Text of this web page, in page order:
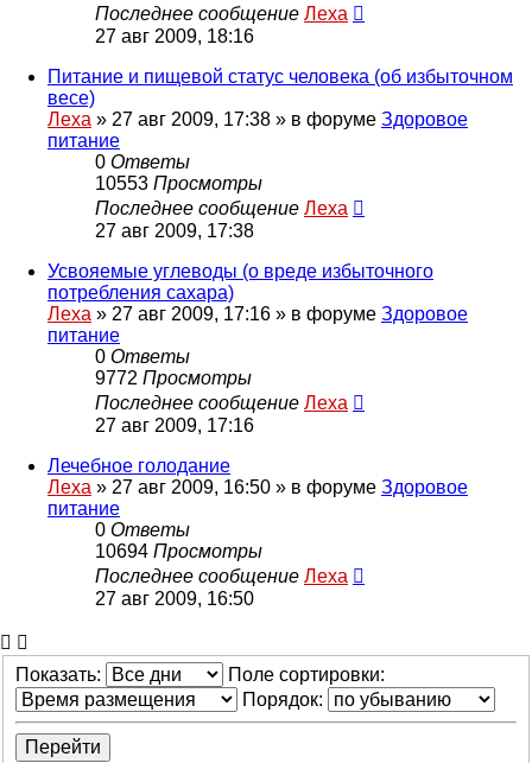
Последнее сообщение Леха
27 авг 2009, 18:16
Питание и пищевой статус человека (об избыточном
весе)
Леха » 27 авг 2009, 17:38 » в форуме Здоровое
питание
0 Ответы
10553 Просмотры
Последнее сообщение Леха
27 авг 2009, 17:38
Усвояемые углеводы (о вреде избыточного
потребления сахара)
Леха » 27 авг 2009, 17:16 » в форуме Здоровое
питание
0 Ответы
9772 Просмотры
Последнее сообщение Леха
27 авг 2009, 17:16
Лечебное голодание
Леха » 27 авг 2009, 16:50 » в форуме Здоровое
питание
0 Ответы
10694 Просмотры
Последнее сообщение Леха
27 авг 2009, 16:50
Показать:
Поле сортировки:
Порядок: